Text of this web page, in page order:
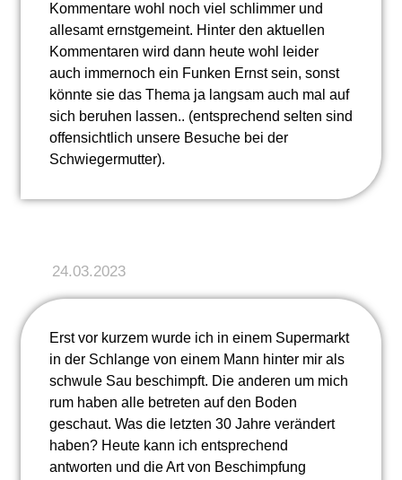
Kommentare wohl noch viel schlimmer und
allesamt ernstgemeint. Hinter den aktuellen
Kommentaren wird dann heute wohl leider
auch immernoch ein Funken Ernst sein, sonst
könnte sie das Thema ja langsam auch mal auf
sich beruhen lassen.. (entsprechend selten sind
offensichtlich unsere Besuche bei der
Schwiegermutter).
24.03.2023
Erst vor kurzem wurde ich in einem Supermarkt
in der Schlange von einem Mann hinter mir als
schwule Sau beschimpft. Die anderen um mich
rum haben alle betreten auf den Boden
geschaut. Was die letzten 30 Jahre verändert
haben? Heute kann ich entsprechend
antworten und die Art von Beschimpfung